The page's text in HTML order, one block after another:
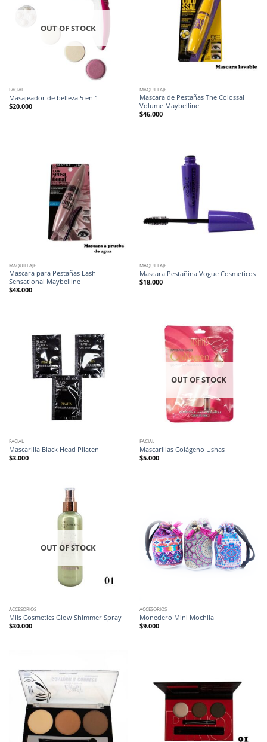
OUT OF STOCK
FACIAL
Masajeador de belleza 5 en 1
$20.000
MAQUILLAJE
Mascara de Pestañas The Colossal
Volume Maybelline
$46.000
MAQUILLAJE
Mascara para Pestañas Lash
Sensational Maybelline
$48.000
MAQUILLAJE
Mascara Pestañina Vogue Cosmeticos
$18.000
FACIAL
Mascarilla Black Head Pilaten
$3.000
OUT OF STOCK
FACIAL
Mascarillas Colágeno Ushas
$5.000
OUT OF STOCK
ACCESORIOS
Miis Cosmetics Glow Shimmer Spray
$30.000
ACCESORIOS
Monedero Mini Mochila
$9.000